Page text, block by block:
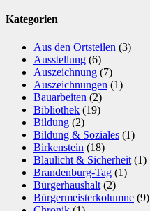
Kategorien
Aus den Ortsteilen (3)
Ausstellung (6)
Auszeichnung (7)
Auszeichnungen (1)
Bauarbeiten (2)
Bibliothek (19)
Bildung (2)
Bildung & Soziales (1)
Birkenstein (18)
Blaulicht & Sicherheit (1)
Brandenburg-Tag (1)
Bürgerhaushalt (2)
Bürgermeisterkolumne (9)